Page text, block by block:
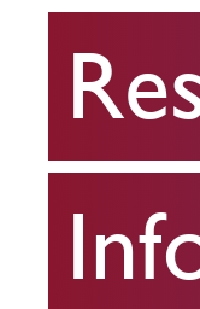
FPA
Infos